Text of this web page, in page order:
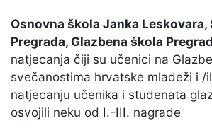
Osnovna škola Janka Leskovara,
Pregrada, Glazbena škola
natjecanja čiji su učenici na
svečanostima hrvatske mladeži i /
natjecanju učenika i studenata
osvojili neku od I.-III. nagrade